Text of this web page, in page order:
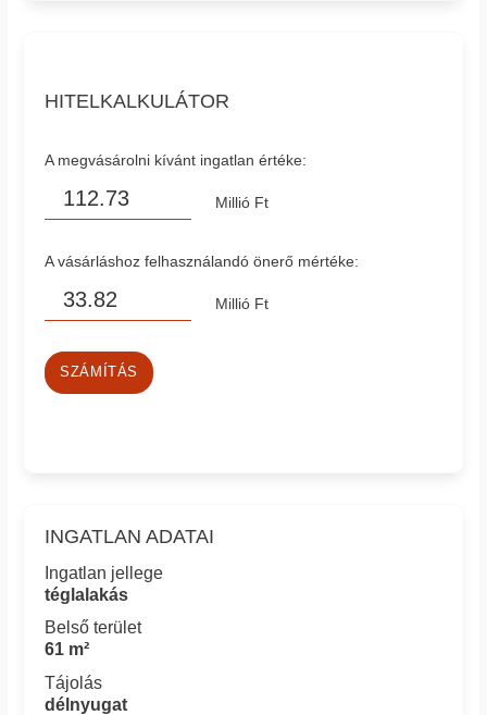
HITELKALKULÁTOR
A megvásárolni kívánt ingatlan értéke:
Millió Ft
A vásárláshoz felhasználandó önerő mértéke:
Millió Ft
SZÁMÍTÁS
INGATLAN ADATAI
Ingatlan jellege
téglalakás
Belső terület
61 m²
Tájolás
délnyugat